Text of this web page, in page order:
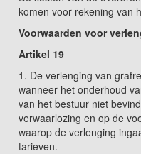
komen voor rekening van
Voorwaarden voor
Artikel 19
1. De verlenging van
wanneer het onderhoud
van het bestuur niet
verwaarlozing en op de
waarop de verlenging
tarieven.